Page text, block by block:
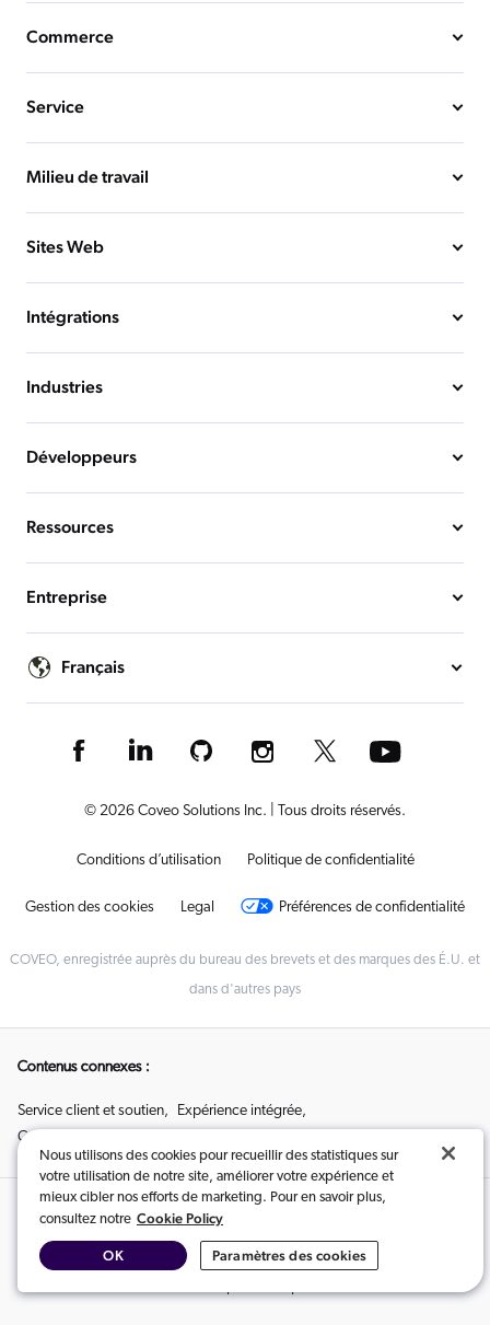
Commerce
Service
Milieu de travail
Sites Web
Intégrations
Industries
Développeurs
Ressources
Entreprise
Français
© 2026 Coveo Solutions Inc. | Tous droits réservés.
Conditions d’utilisation Politique de confidentialité
Gestion des cookies Legal Préférences de confidentialité
COVEO, enregistrée auprès du bureau des brevets et des marques des É.U. et
dans d'autres pays
Contenus connexes :
Service client et soutien, Expérience intégrée,
Coveo AI Search et Generative Experiences pour SAP
Contenus connexes :
Service client et soutien Expérience intégrée,
Coveo AI Search et Generative Experiences pour SAP
Nous utilisons des cookies pour recueillir des statistiques sur
votre utilisation de notre site, améliorer votre expérience et
mieux cibler nos efforts de marketing. Pour en savoir plus,
consultez notre Cookie Policy
Paramètres des cookies
OK